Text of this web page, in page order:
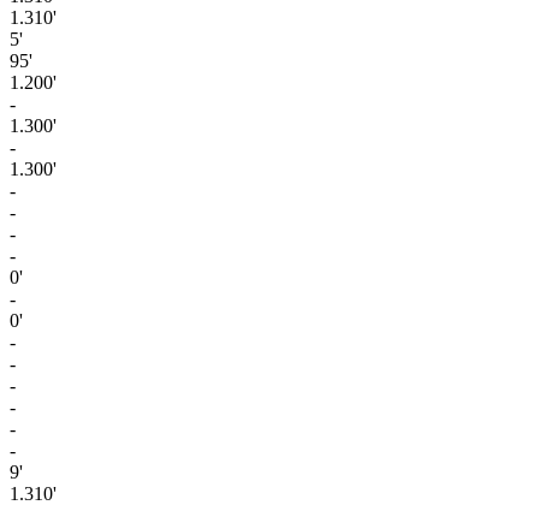
1.310'
5'
95'
1.200'
-
1.300'
-
1.300'
-
-
-
-
0'
-
0'
-
-
-
-
-
-
9'
1.310'